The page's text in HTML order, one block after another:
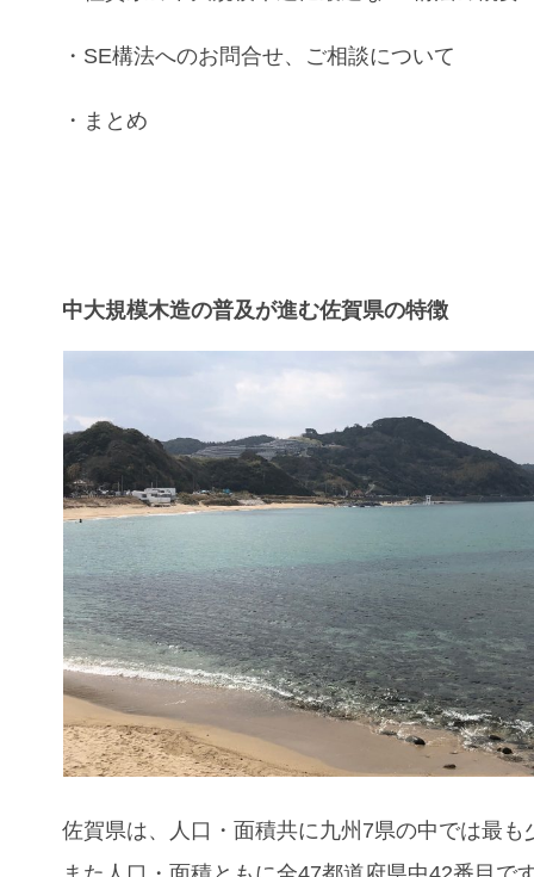
・ SE構法へのお問合せ、ご相談について
・まとめ
中大規模木造の普及が進む佐賀県の特徴
佐賀県は、人口 ・面積共に九州7県の中では最も